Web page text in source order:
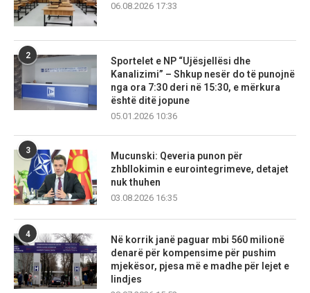
06.08.2026 17:33
2
Sportelet e NP “Ujësjellësi dhe
Kanalizimi” – Shkup nesër do të punojnë
nga ora 7:30 deri në 15:30, e mërkura
është ditë jopune
05.01.2026 10:36
3
Mucunski: Qeveria punon për
zhbllokimin e eurointegrimeve, detajet
nuk thuhen
03.08.2026 16:35
4
Në korrik janë paguar mbi 560 milionë
denarë për kompensime për pushim
mjekësor, pjesa më e madhe për lejet e
lindjes